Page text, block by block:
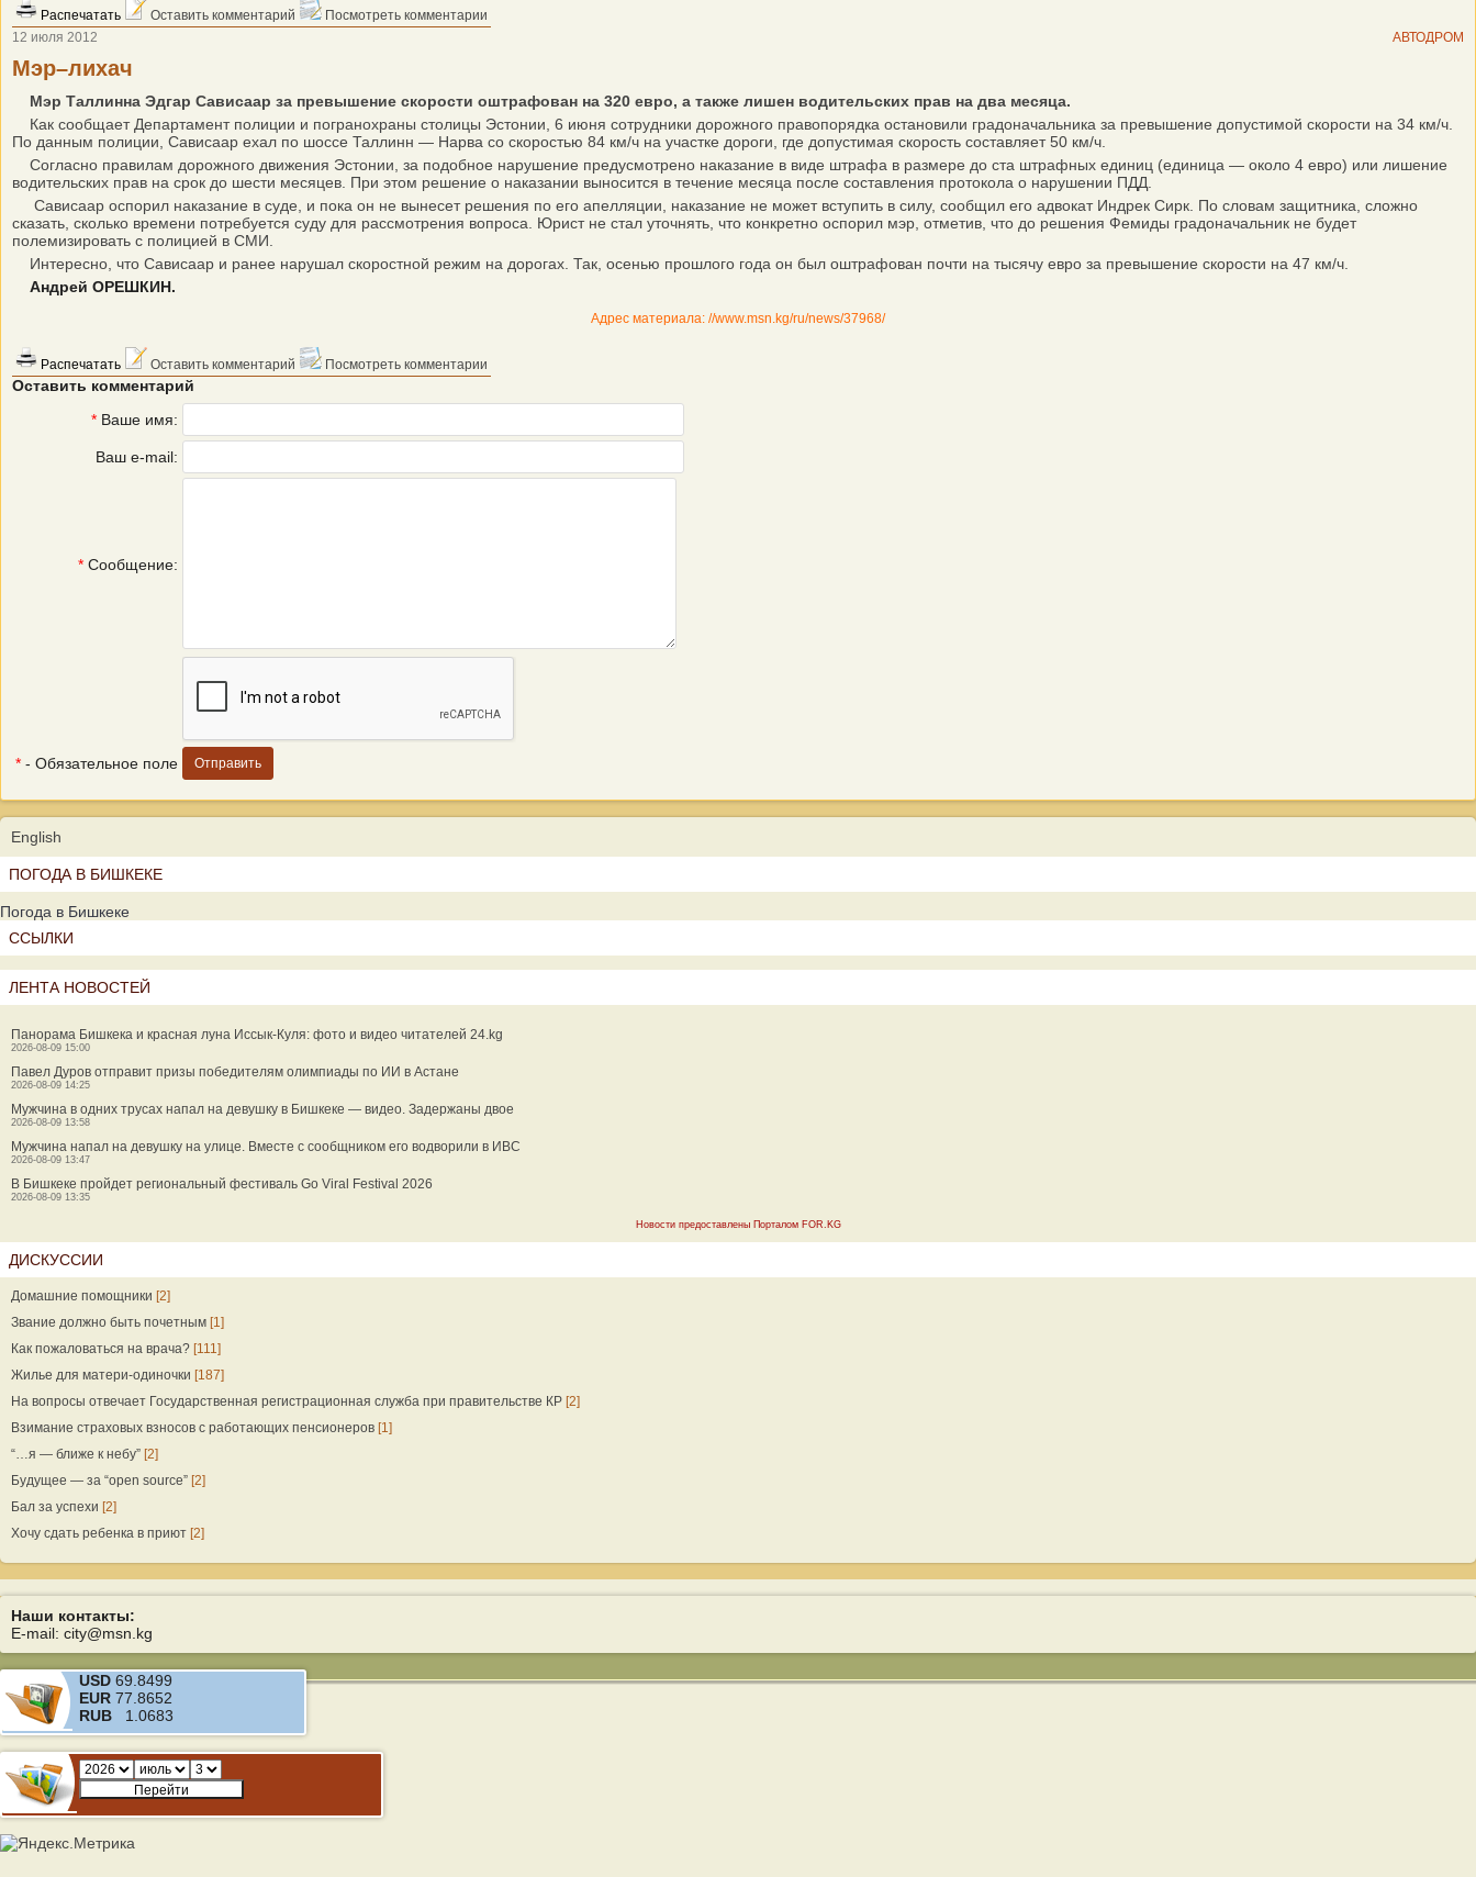
Распечатать Оставить комментарий
Посмотреть комментарии
12 июля 2012
АВТОДРОМ
Мэр–лихач
Мэр Таллинна Эдгар Сависаар за превышение скорости оштрафован на 320 евро, а также лишен водительских прав на два месяца.
Как сообщает Департамент полиции и погранохраны столицы Эстонии, 6 июня сотрудники дорожного правопорядка остановили градоначальника за превышение допустимой скорости на 34 км/ч.
По данным полиции, Сависаар ехал по шоссе Таллинн — Нарва со скоростью 84 км/ч на участке дороги, где допустимая скорость составляет 50 км/ч.
Согласно правилам дорожного движения Эстонии, за подобное нарушение предусмотрено наказание в виде штрафа в размере до ста штрафных единиц (единица — около 4 евро) или лишение
водительских прав на срок до шести месяцев. При этом решение о наказании выносится в течение месяца после составления протокола о нарушении ПДД.
Сависаар оспорил наказание в суде, и пока он не вынесет решения по его апелляции, наказание не может вступить в силу, сообщил его адвокат Индрек Сирк. По словам защитника, сложно
сказать, сколько времени потребуется суду для рассмотрения вопроса. Юрист не стал уточнять, что конкретно оспорил мэр, отметив, что до решения Фемиды градоначальник не будет
полемизировать с полицией в СМИ.
Интересно, что Сависаар и ранее нарушал скоростной режим на дорогах. Так, осенью прошлого года он был оштрафован почти на тысячу евро за превышение скорости на 47 км/ч.
Андрей ОРЕШКИН.
Адрес материала: //www.msn.kg/ru/news/37968/
Распечатать Оставить комментарий Посмотреть комментарии
Оставить комментарий
* Ваше имя:
Ваш e-mail:
* Сообщение:
* - Обязательное поле
English
ПОГОДА В БИШКЕКЕ
Погода в Бишкеке
ССЫЛКИ
ЛЕНТА НОВОСТЕЙ
Панорама Бишкека и красная луна Иссык-Куля: фото и видео читателей 24.kg
2026-08-09 15:00
Павел Дуров отправит призы победителям олимпиады по ИИ в Астане
2026-08-09 14:25
Мужчина в одних трусах напал на девушку в Бишкеке — видео. Задержаны двое
2026-08-09 13:58
Мужчина напал на девушку на улице. Вместе с сообщником его водворили в ИВС
2026-08-09 13:47
В Бишкеке пройдет региональный фестиваль Go Viral Festival 2026
2026-08-09 13:35
Новости предоставлены Порталом FOR.KG
ДИСКУССИИ
Домашние помощники [2]
Звание должно быть почетным [1]
Как пожаловаться на врача? [111]
Жилье для матери-одиночки [187]
На вопросы отвечает Государственная регистрационная служба при правительстве КР [2]
Взимание страховых взносов с работающих пенсионеров [1]
“…я — ближе к небу” [2]
Будущее — за “open source” [2]
Бал за успехи [2]
Хочу сдать ребенка в приют [2]
Наши контакты:
E-mail: city@msn.kg
USD 69.8499
EUR 77.8652
RUB 1.0683